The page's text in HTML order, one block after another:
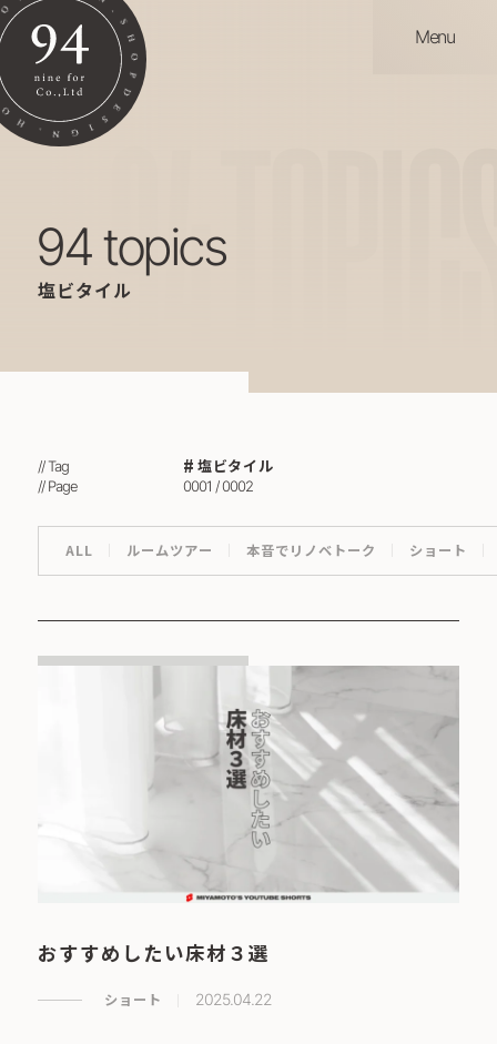
Menu
94
94 topics
塩ビタイル
// Tag 塩ビタイル
// Page 0001 / 0002
ALL ルームツアー 本音でリノベトーク ショート
おすすめしたい床材３選
ショート 2025.04.22